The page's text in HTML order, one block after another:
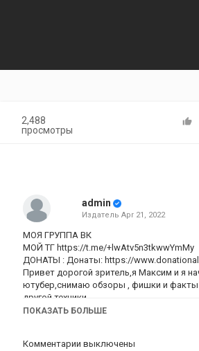
2,488
просмотры
admin
Издатель Apr 21, 2022
МОЯ ГРУППА ВК
МОЙ ТГ https://t.me/+lwAtv5n3tkwwYmMy
ДОНАТЫ : Донаты: https://
Привет дорогой зритель,я Максим и я
ютубер,снимаю обзоры , фишки и факты
другой техники.
Я в Instagram как maksmyrik. Установите
i=wupanzjeyyrc&utm_content=bxxuy8z
ПОКАЗАТЬ БОЛЬШЕ
Комментарии выключены